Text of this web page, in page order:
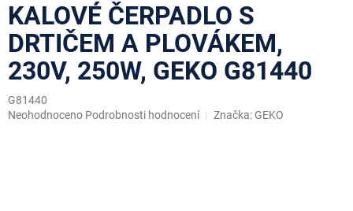
KALOVÉ ČERPADLO S
DRTIČEM A PLOVÁKEM,
230V, 250W, GEKO G81440
G81440
Průměrné
Neohodnoceno Podrobnosti hodnocení Značka: GEKO